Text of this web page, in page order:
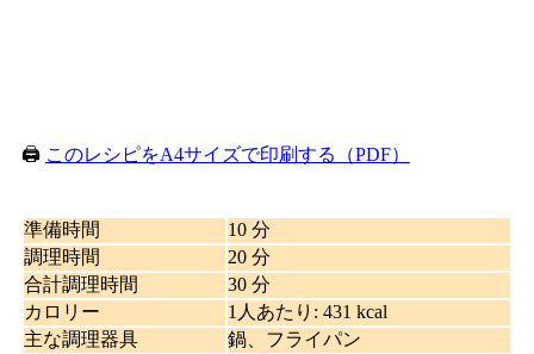
🖨️ このレシピをA4サイズで印刷する（PDF）
準備時間
10 分
調理時間
20 分
合計調理時間
30 分
カロリー
1人あたり : 431 kcal
主な調理器具
鍋、フライパン